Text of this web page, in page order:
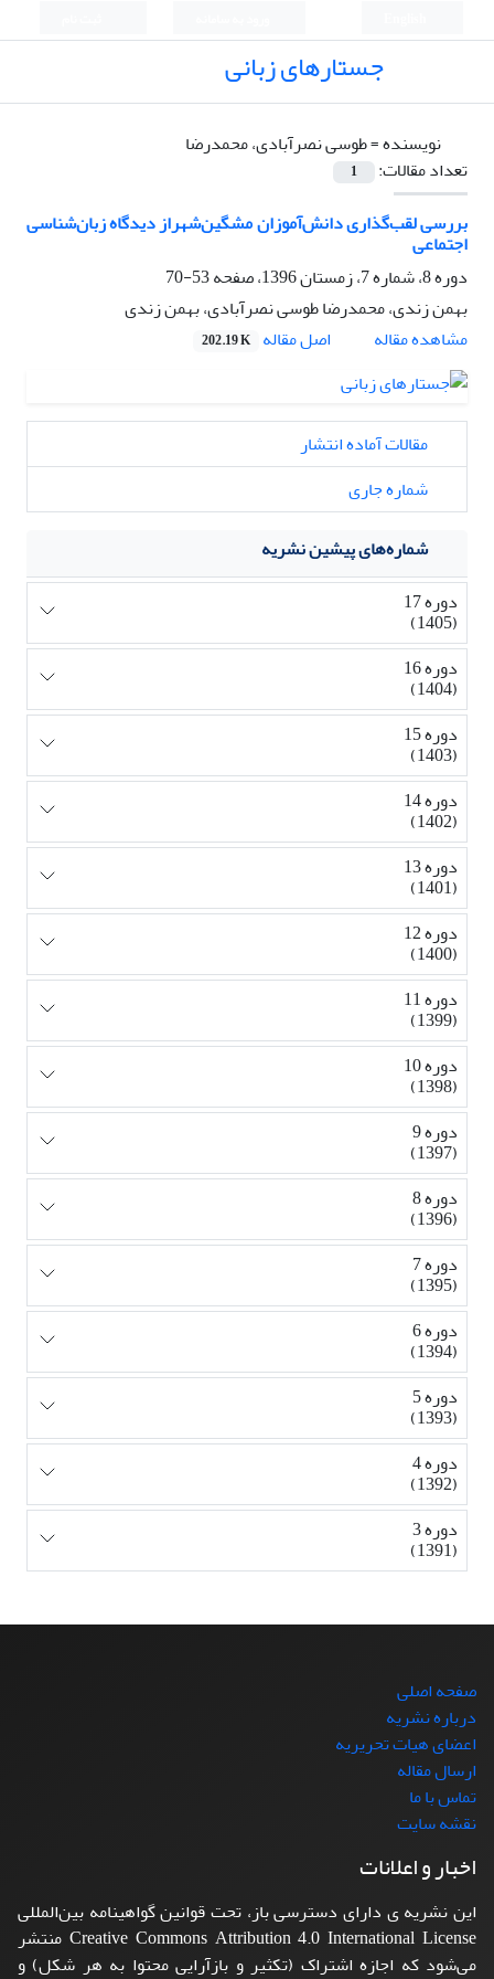
جستارهای زبانی
نویسنده =طوسی نصرآبادی، محمدرضا
تعداد مقالات:
1
بررسی لقب‌گذاری‌ دانش‌آموزان مشگین‌شهراز دیدگاه زبان‌شناسی
اجتماعی
دوره 8، شماره 7، زمستان 1396، صفحه
53-70
بهمن زندی، محمدرضا طوسی نصرآبادی، بهمن زندی
مشاهده مقاله
اصل مقاله 202.19 K
مقالات آماده انتشار
شماره جاری
شماره‌های پیشین نشریه
دوره 17
(1405)
دوره 16
(1404)
دوره 15
(1403)
دوره 14
(1402)
دوره 13
(1401)
دوره 12
(1400)
دوره 11
(1399)
دوره 10
(1398)
دوره 9
(1397)
دوره 8
(1396)
دوره 7
(1395)
دوره 6
(1394)
دوره 5
(1393)
دوره 4
(1392)
دوره 3
(1391)
صفحه اصلی
درباره نشریه
اعضای هیات تحریریه
ارسال مقاله
تماس با ما
نقشه سایت
اخبار و اعلانات
این نشریه ی دارای دسترسی باز، تحت قوانین گواهینامه بین‌المللی
Creative Commons Attribution 4.0 International License منتشر
می‌شود که اجازه اشتراک (تکثیر و بازآرایی محتوا به هر شکل) و